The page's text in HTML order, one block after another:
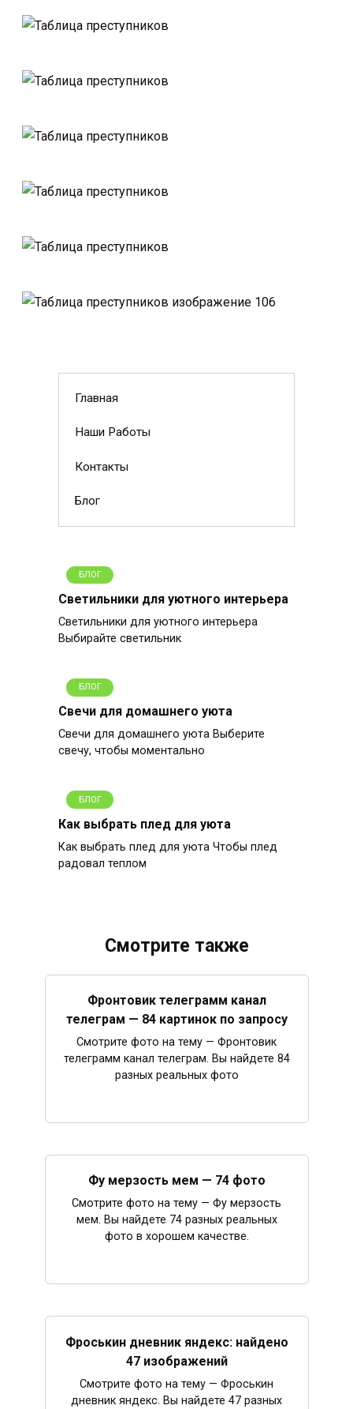
Главная
Наши Работы
Контакты
Блог
БЛОГ
Светильники для уютного интерьера
Светильники для уютного интерьера
Выбирайте светильник
БЛОГ
Свечи для домашнего уюта
Свечи для домашнего уюта Выберите
свечу, чтобы моментально
БЛОГ
Как выбрать плед для уюта
Как выбрать плед для уюта Чтобы плед
радовал теплом
Смотрите также
Фронтовик телеграмм канал
телеграм — 84 картинок по запросу
Смотрите фото на тему — Фронтовик
телеграмм канал телеграм. Вы найдете 84
разных реальных фото
Фу мерзость мем — 74 фото
Смотрите фото на тему — Фу мерзость
мем. Вы найдете 74 разных реальных
фото в хорошем качестве.
Фроськин дневник яндекс: найдено
47 изображений
Смотрите фото на тему — Фроськин
дневник яндекс. Вы найдете 47 разных